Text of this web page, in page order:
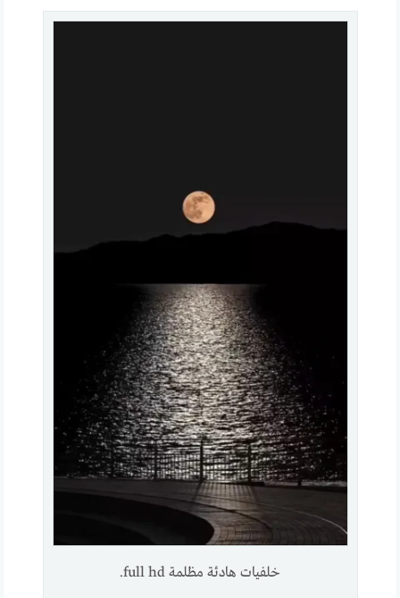
خلفيات هادئة مظلمة full hd.